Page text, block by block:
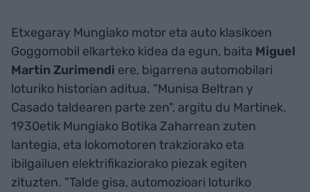
Etxegaray Mungiako motor eta auto klasikoen
Goggomobil elkarteko kidea da egun, baita Miguel
Martin Zurimendi ere, bigarrena automobilari
loturiko historian aditua. "Munisa Beltran y
Casado taldearen parte zen", argitu du Martinek.
1930etik Mungiako Botika Zaharrean zuten
lantegia, eta lokomotoren trakziorako eta
ibilgailuen elektrifikaziorako piezak egiten
zituzten. "Talde gisa, automozioari loturiko